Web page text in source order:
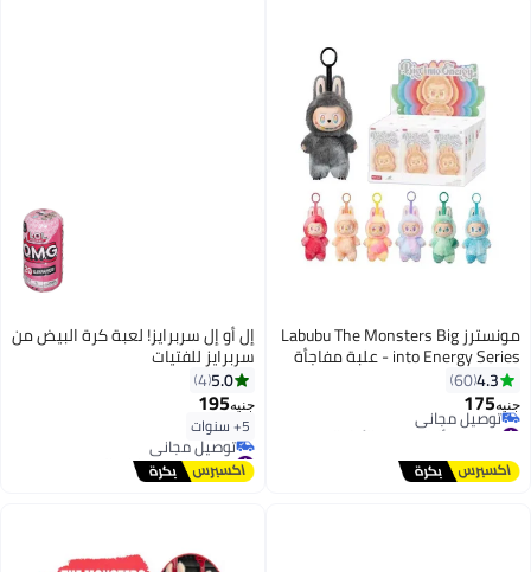
مونسترز Labubu The Monsters Big
into Energy Series - علبة مفاجأة
من الفينيل المحشو، شخصيات علبة
مفاجأة، شخصيات تصميم عشوائي،
ألعاب قابلة للتجميع، ديكورات
4.3
60
جنيه175
#22 في ألعاب دمى الأطفال
أقل سعر في 7 يوم
توصيل مجاني
#22 في ألعاب دمى الأطفال
إل أو إل سربرايز! لعبة كرة البيض من
سربرايز للفتيات
5.0
4
جنيه195
5+ سنوات
#7 في إكسسوارات الدمى
أقل سعر في 7 يوم
توصيل مجاني